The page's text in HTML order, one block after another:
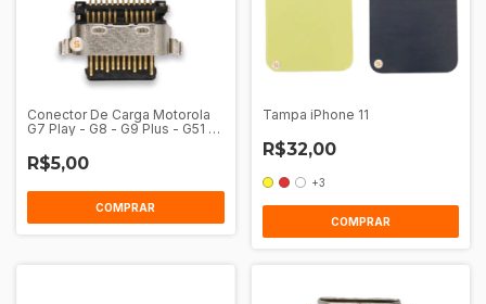
Conector De Carga Motorola
G7 Play - G8 - G9 Plus - G51 -
- One Vision
R$5,00
Tampa iPhone 11
R$32,00
+3
COMPRAR